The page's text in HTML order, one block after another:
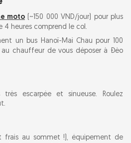
moto(~150 000 VND/jour) pour plus
4 heures comprend le col.
un bus Hanoï-Mai Chau pour 100
chauffeur de vous déposer à Đèo
très escarpée et sinueuse. Roulez
frais au sommet !), équipement de